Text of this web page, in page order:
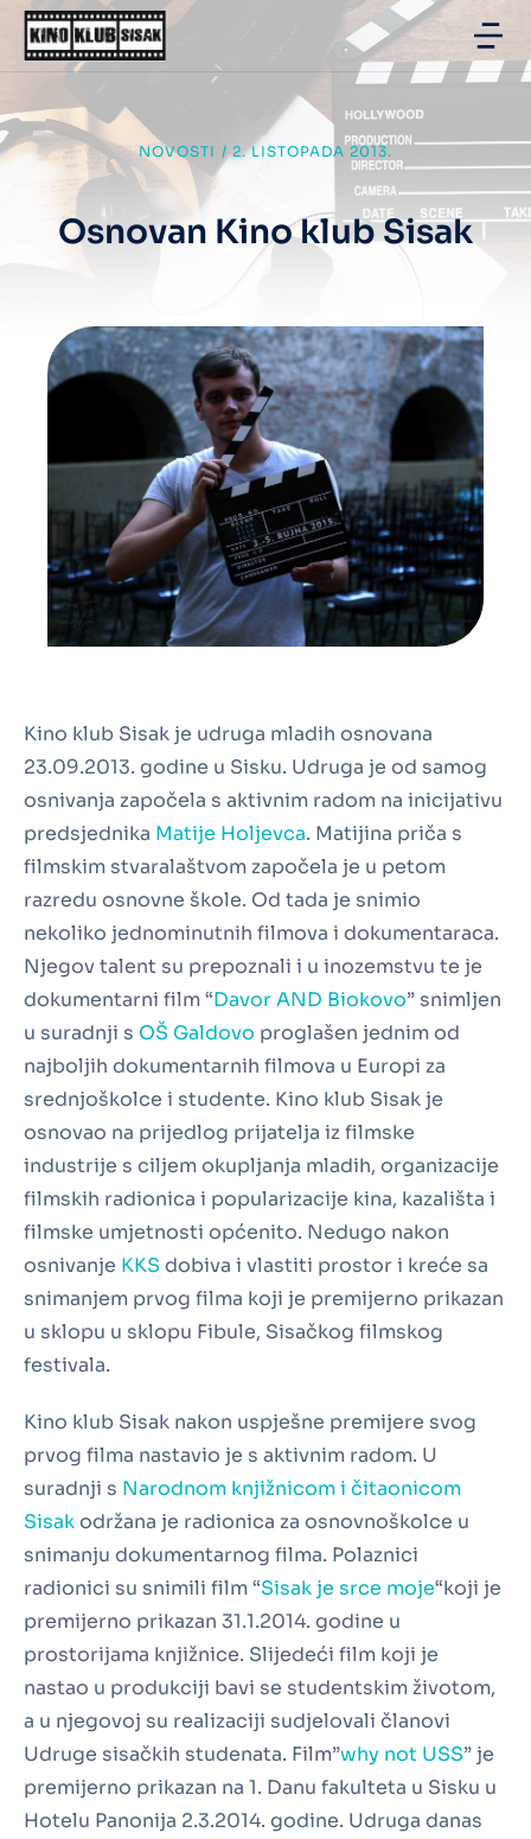
NOVOSTI / 2. LISTOPADA 2013.
Osnovan Kino klub Sisak
Kino klub Sisak je udruga mladih osnovana
23.09.2013. godine u Sisku. Udruga je od samog
osnivanja započela s aktivnim radom na inicijativu
predsjednika Matije Holjevca. Matijina priča s
filmskim stvaralaštvom započela je u petom
razredu osnovne škole. Od tada je snimio
nekoliko jednominutnih filmova i dokumentaraca.
Njegov talent su prepoznali i u inozemstvu te je
dokumentarni film “Davor AND Biokovo” snimljen
u suradnji s OŠ Galdovo proglašen jednim od
najboljih dokumentarnih filmova u Europi za
srednjoškolce i studente. Kino klub Sisak je
osnovao na prijedlog prijatelja iz filmske
industrije s ciljem okupljanja mladih, organizacije
filmskih radionica i popularizacije kina, kazališta i
filmske umjetnosti općenito. Nedugo nakon
osnivanje KKS dobiva i vlastiti prostor i kreće sa
snimanjem prvog filma koji je premijerno prikazan
u sklopu u sklopu Fibule, Sisačkog filmskog
festivala.
Kino klub Sisak nakon uspješne premijere svog
prvog filma nastavio je s aktivnim radom. U
suradnji s Narodnom knjižnicom i čitaonicom
Sisakodržana je radionica za osnovnoškolce u
snimanju dokumentarnog filma. Polaznici
radionici su snimili film “Sisak je srce moje“koji je
premijerno prikazan 31.1.2014. godine u
prostorijama knjižnice. Slijedeći film koji je
nastao u produkciji bavi se studentskim životom,
a u njegovoj su realizaciji sudjelovali članovi
Udruge sisačkih studenata. Film”why not USS” je
premijerno prikazan na 1. Danu fakulteta u Sisku u
Hotelu Panonija 2.3.2014. godine. Udruga danas